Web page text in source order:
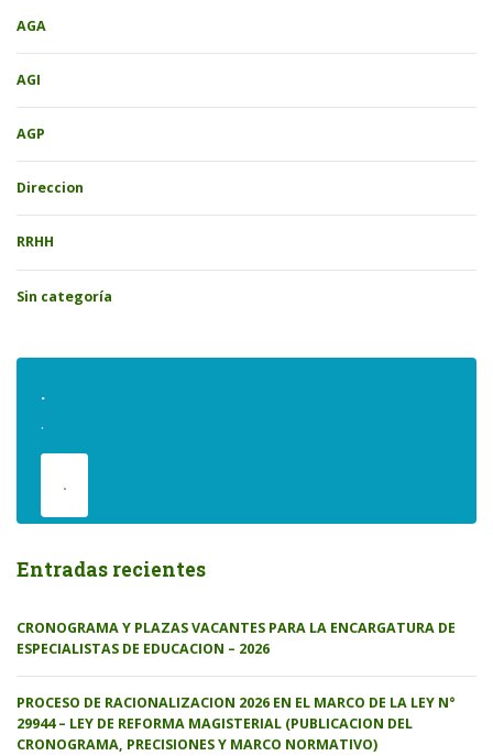
AGA
AGI
AGP
Direccion
RRHH
Sin categoría
.
.
.
Entradas recientes
CRONOGRAMA Y PLAZAS VACANTES PARA LA ENCARGATURA DE
ESPECIALISTAS DE EDUCACION – 2026
PROCESO DE RACIONALIZACION 2026 EN EL MARCO DE LA LEY N°
29944 – LEY DE REFORMA MAGISTERIAL (PUBLICACION DEL
CRONOGRAMA, PRECISIONES Y MARCO NORMATIVO)